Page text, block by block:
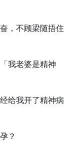
，不顾梁随捂住
我老婆是精神
给我开了精神病
？